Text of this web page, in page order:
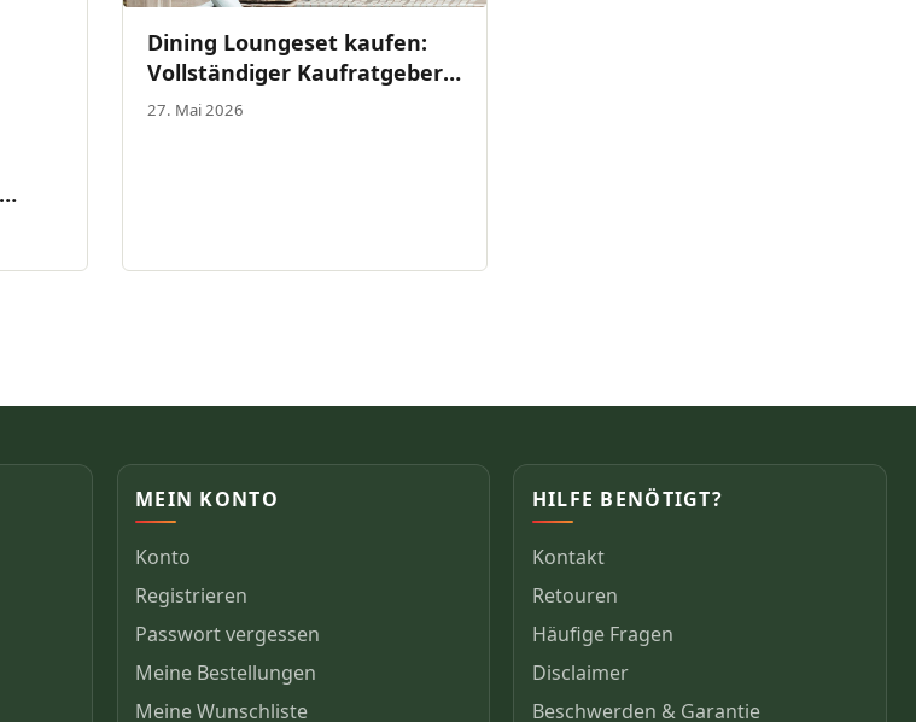
Dining Loungeset kaufen:
Vollständiger Kaufratgeber
2026
27. Mai 2026
MEIN KONTO
Konto
Registrieren
Passwort vergessen
Meine Bestellungen
Meine Wunschliste
HILFE BENÖTIGT?
Kontakt
Retouren
Häufige Fragen
Disclaimer
Beschwerden & Garantie